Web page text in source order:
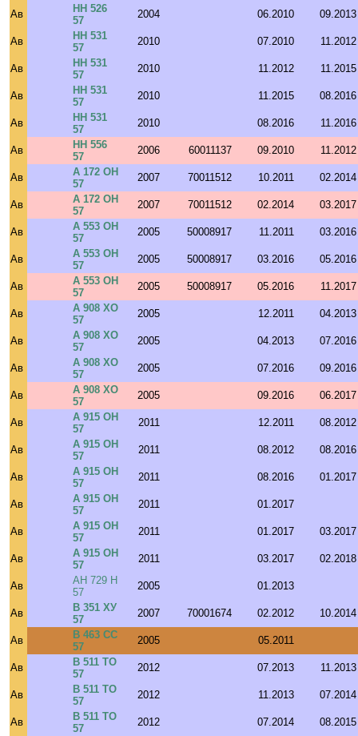
Ав
НН 526
57
2004 06.2010 09.2013
Ав
НН 531
57
2010 07.2010 11.2012
Ав
НН 531
57
2010 11.2012 11.2015
Ав
НН 531
57
2010 11.2015 08.2016
Ав
НН 531
57
2010 08.2016 11.2016
Ав
НН 556
57
2006 60011137 09.2010 11.2012
Ав
А 172 ОН
57
2007 70011512 10.2011 02.2014
Ав
А 172 ОН
57
2007 70011512 02.2014 03.2017
Ав
А 553 ОН
57
2005 50008917 11.2011 03.2016
Ав
А 553 ОН
57
2005 50008917 03.2016 05.2016
Ав
А 553 ОН
57
2005 50008917 05.2016 11.2017
Ав
А 908 ХО
57
2005 12.2011 04.2013
Ав
А 908 ХО
57
2005 04.2013 07.2016
Ав
А 908 ХО
57
2005 07.2016 09.2016
Ав
А 908 ХО
57
2005 09.2016 06.2017
Ав
А 915 ОН
57
2011 12.2011 08.2012
Ав
А 915 ОН
57
2011 08.2012 08.2016
Ав
А 915 ОН
57
2011 08.2016 01.2017
Ав
А 915 ОН
57
2011 01.2017
Ав
А 915 ОН
57
2011 01.2017 03.2017
Ав
А 915 ОН
57
2011 03.2017 02.2018
Ав
АН 729 Н
57
2005 01.2013
Ав
В 351 ХУ
57
2007 70001674 02.2012 10.2014
Ав
В 463 СС
57
2005 05.2011
Ав
В 511 ТО
57
2012 07.2013 11.2013
Ав
В 511 ТО
57
2012 11.2013 07.2014
Ав
В 511 ТО
57
2012 07.2014 08.2015